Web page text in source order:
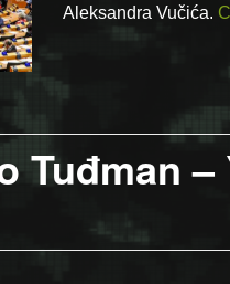
Aleksandra Vučića.
Tuđman